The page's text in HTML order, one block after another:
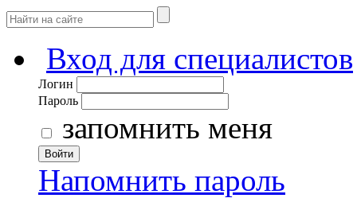
Вход для специалистов
Логин
Пароль
запомнить меня
Войти
Напомнить пароль